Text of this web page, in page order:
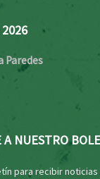
Paredes
A NUESTRO
para recibir